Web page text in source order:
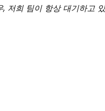
희 팀이 항상 대기하고